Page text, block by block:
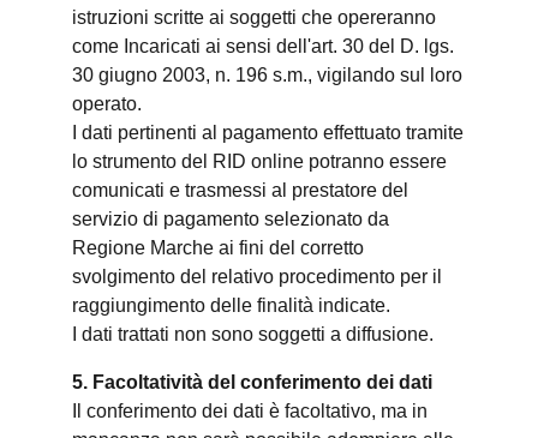
istruzioni scritte ai soggetti che opereranno
come Incaricati ai sensi dell'art. 30 del D. lgs.
30 giugno 2003, n. 196 s.m., vigilando sul loro
operato.
I dati pertinenti al pagamento effettuato tramite
lo strumento del RID online potranno essere
comunicati e trasmessi al prestatore del
servizio di pagamento selezionato da
Regione Marche ai fini del corretto
svolgimento del relativo procedimento per il
raggiungimento delle finalità indicate.
I dati trattati non sono soggetti a diffusione.
5. Facoltatività del conferimento dei dati
Il conferimento dei dati è facoltativo, ma in